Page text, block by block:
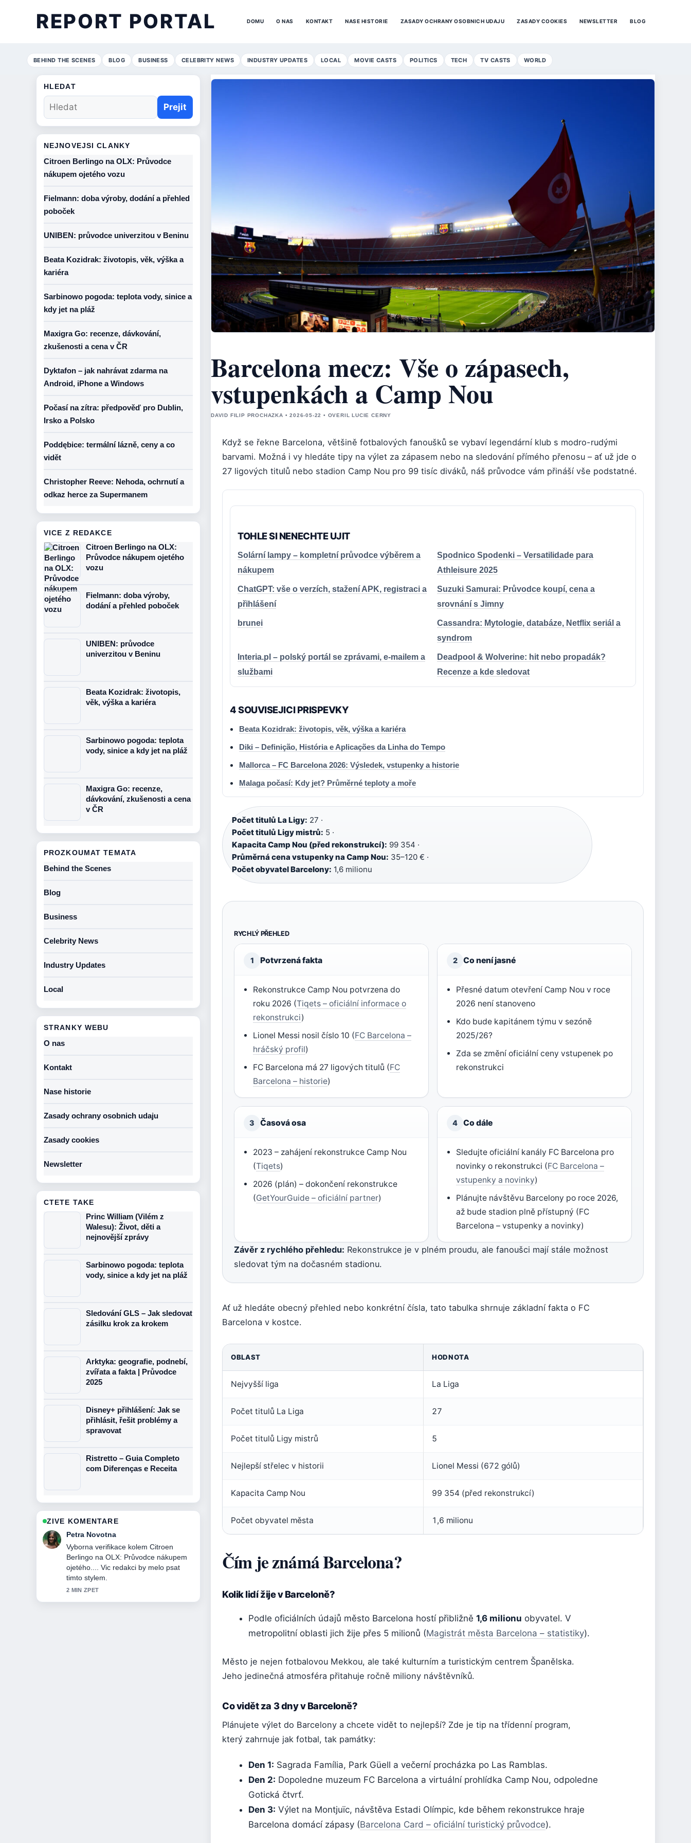
REPORT PORTAL DOMU O NAS KONTAKT NASE HISTORIE ZASADY OCHRANY OSOBNICH UDAJU ZASADY COOKIES NEWSLETTER BLOG
BEHIND THE SCENES BLOG BUSINESS CELEBRITY NEWS INDUSTRY UPDATES LOCAL MOVIE CASTS POLITICS TECH TV CASTS WORLD
Barcelona mecz: Vše o zápasech,
vstupenkách a Camp Nou
DAVID FILIP PROCHAZKA • 2026-05-22 • OVERIL LUCIE CERNY
Když se řekne Barcelona, většině fotbalových fanoušků se vybaví legendární klub s modro-rudými
barvami. Možná i vy hledáte tipy na výlet za zápasem nebo na sledování přímého přenosu – ať už jde o
27 ligových titulů nebo stadion Camp Nou pro 99 tisíc diváků, náš průvodce vám přináší vše podstatné.
TOHLE SI NENECHTE UJIT
Solární lampy – kompletní průvodce výběrem a
nákupem
Spodnico Spodenki – Versatilidade para
Athleisure 2025
ChatGPT: vše o verzích, stažení APK, registraci a
přihlášení
Suzuki Samurai: Průvodce koupí, cena a
srovnání s Jimny
brunei
Cassandra: Mytologie, databáze, Netflix seriál a
syndrom
Interia.pl – polský portál se zprávami, e-mailem a
službami
Deadpool & Wolverine: hit nebo propadák?
Recenze a kde sledovat
4 SOUVISEJICI PRISPEVKY
Beata Kozidrak: životopis, věk, výška a kariéra
Diki – Definição, História e Aplicações da Linha do Tempo
Mallorca – FC Barcelona 2026: Výsledek, vstupenky a historie
Malaga počasí: Kdy jet? Průměrné teploty a moře
Počet titulů La Ligy: 27 ·
Počet titulů Ligy mistrů: 5 ·
Kapacita Camp Nou (před rekonstrukcí): 99 354 ·
Průměrná cena vstupenky na Camp Nou: 35–120 € ·
Počet obyvatel Barcelony: 1,6 milionu
RYCHLÝ PŘEHLED
1 Potvrzená fakta
Rekonstrukce Camp Nou potvrzena do
roku 2026 (Tiqets – oficiální informace o
rekonstrukci)
Lionel Messi nosil číslo 10 (FC Barcelona –
hráčský profil)
FC Barcelona má 27 ligových titulů (FC
Barcelona – historie)
2 Co není jasné
Přesné datum otevření Camp Nou v roce
2026 není stanoveno
Kdo bude kapitánem týmu v sezóně
2025/26?
Zda se změní oficiální ceny vstupenek po
rekonstrukci
3 Časová osa
2023 – zahájení rekonstrukce Camp Nou
(Tiqets)
2026 (plán) – dokončení rekonstrukce
(GetYourGuide – oficiální partner)
4 Co dále
Sledujte oficiální kanály FC Barcelona pro
novinky o rekonstrukci (FC Barcelona –
vstupenky a novinky)
Plánujte návštěvu Barcelony po roce 2026,
až bude stadion plně přístupný (FC
Barcelona – vstupenky a novinky)
Závěr z rychlého přehledu: Rekonstrukce je v plném proudu, ale fanoušci mají stále možnost
sledovat tým na dočasném stadionu.
Ať už hledáte obecný přehled nebo konkrétní čísla, tato tabulka shrnuje základní fakta o FC
Barcelona v kostce.
OBLAST HODNOTA
Nejvyšší liga La Liga
Počet titulů La Liga 27
Počet titulů Ligy mistrů 5
Nejlepší střelec v historii Lionel Messi (672 gólů)
Kapacita Camp Nou 99 354 (před rekonstrukcí)
Počet obyvatel města 1,6 milionu
Čím je známá Barcelona?
Kolik lidí žije v Barceloně?
Podle oficiálních údajů město Barcelona hostí přibližně 1,6 milionu obyvatel. V
metropolitní oblasti jich žije přes 5 milionů (Magistrát města Barcelona – statistiky).
Město je nejen fotbalovou Mekkou, ale také kulturním a turistickým centrem Španělska.
Jeho jedinečná atmosféra přitahuje ročně miliony návštěvníků.
Co vidět za 3 dny v Barceloně?
Plánujete výlet do Barcelony a chcete vidět to nejlepší? Zde je tip na třídenní program,
který zahrnuje jak fotbal, tak památky:
Den 1: Sagrada Família, Park Güell a večerní procházka po Las Ramblas.
Den 2: Dopoledne muzeum FC Barcelona a virtuální prohlídka Camp Nou, odpoledne
Gotická čtvrť.
Den 3: Výlet na Montjuïc, návštěva Estadi Olímpic, kde během rekonstrukce hraje
Barcelona domácí zápasy (Barcelona Card – oficiální turistický průvodce).
HLEDAT
Prejit
NEJNOVEJSI CLANKY
Citroen Berlingo na OLX: Průvodce
nákupem ojetého vozu
Fielmann: doba výroby, dodání a přehled
poboček
UNIBEN: průvodce univerzitou v Beninu
Beata Kozidrak: životopis, věk, výška a
kariéra
Sarbinowo pogoda: teplota vody, sinice a
kdy jet na pláž
Maxigra Go: recenze, dávkování,
zkušenosti a cena v ČR
Dyktafon – jak nahrávat zdarma na
Android, iPhone a Windows
Počasí na zítra: předpověď pro Dublin,
Irsko a Polsko
Poddębice: termální lázně, ceny a co
vidět
Christopher Reeve: Nehoda, ochrnutí a
odkaz herce za Supermanem
VICE Z REDAKCE
Citroen Berlingo na OLX:
Průvodce nákupem ojetého
vozu
Fielmann: doba výroby,
dodání a přehled poboček
UNIBEN: průvodce
univerzitou v Beninu
Beata Kozidrak: životopis,
věk, výška a kariéra
Sarbinowo pogoda: teplota
vody, sinice a kdy jet na pláž
Maxigra Go: recenze,
dávkování, zkušenosti a cena
v ČR
PROZKOUMAT TEMATA
Behind the Scenes
Blog
Business
Celebrity News
Industry Updates
Local
STRANKY WEBU
O nas
Kontakt
Nase historie
Zasady ochrany osobnich udaju
Zasady cookies
Newsletter
CTETE TAKE
Princ William (Vilém z
Walesu): Život, děti a
nejnovější zprávy
Sarbinowo pogoda: teplota
vody, sinice a kdy jet na pláž
Sledování GLS – Jak sledovat
zásilku krok za krokem
Arktyka: geografie, podnebí,
zvířata a fakta | Průvodce
2025
Disney+ přihlášení: Jak se
přihlásit, řešit problémy a
spravovat
Ristretto – Guia Completo
com Diferenças e Receita
ZIVE KOMENTARE
Jakub Dvorak
Skvele shrnuti k Fielmann: doba
výroby, dodání a přehled poboček. Je
to nejprehlednejsi souhrn, ktery jsem
dnes videl.
4 MIN ZPET